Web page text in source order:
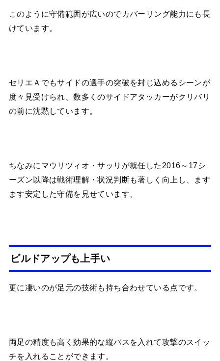
このように守備範囲が広いのでカバーリング能力にも長
けています。
セリエＡでもサイドの選手の突破を封じ込めるシーンが
度々見受けられ、数多くのサイドアタッカーがクリバリ
の前に沈黙しています。
ちなみにマウリツィオ・サッリが就任した2016～17シ
ーズン以降は戦術理解・状況判断も著しく向上し、ます
ます安定した守備を見せています、
ビルドアップも上手い
更に凄いのが足元の技術も持ち合わせている点です。
両足の精度も高く効果的な縦パスを入れて攻撃のスイッ
チを入れることができます。